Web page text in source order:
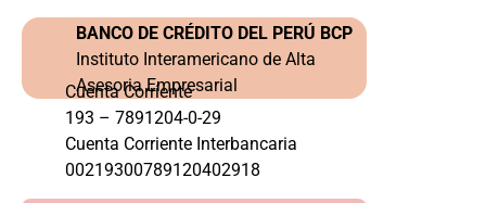
BANCO DE CRÉDITO DEL PERÚ BCP
Instituto Interamericano de Alta
Asesoria Empresarial
Cuenta Corriente
193 – 7891204-0-29
Cuenta Corriente Interbancaria
00219300789120402918